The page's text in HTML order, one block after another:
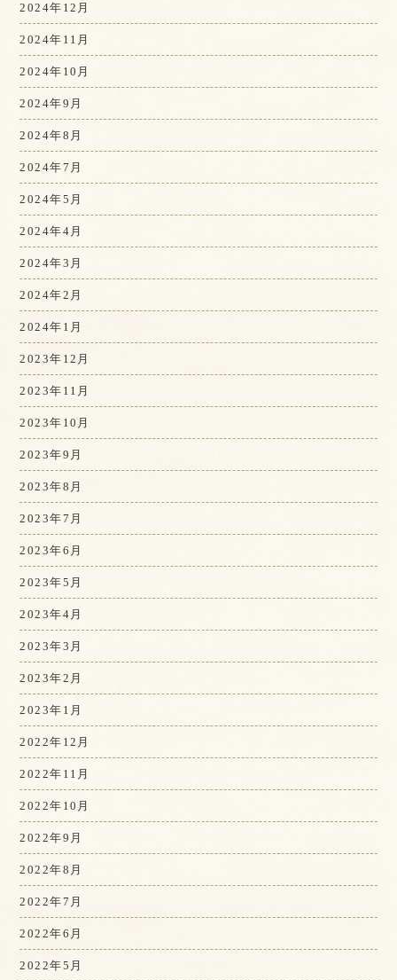
2024年12月
2024年11月
2024年10月
2024年9月
2024年8月
2024年7月
2024年5月
2024年4月
2024年3月
2024年2月
2024年1月
2023年12月
2023年11月
2023年10月
2023年9月
2023年8月
2023年7月
2023年6月
2023年5月
2023年4月
2023年3月
2023年2月
2023年1月
2022年12月
2022年11月
2022年10月
2022年9月
2022年8月
2022年7月
2022年6月
2022年5月